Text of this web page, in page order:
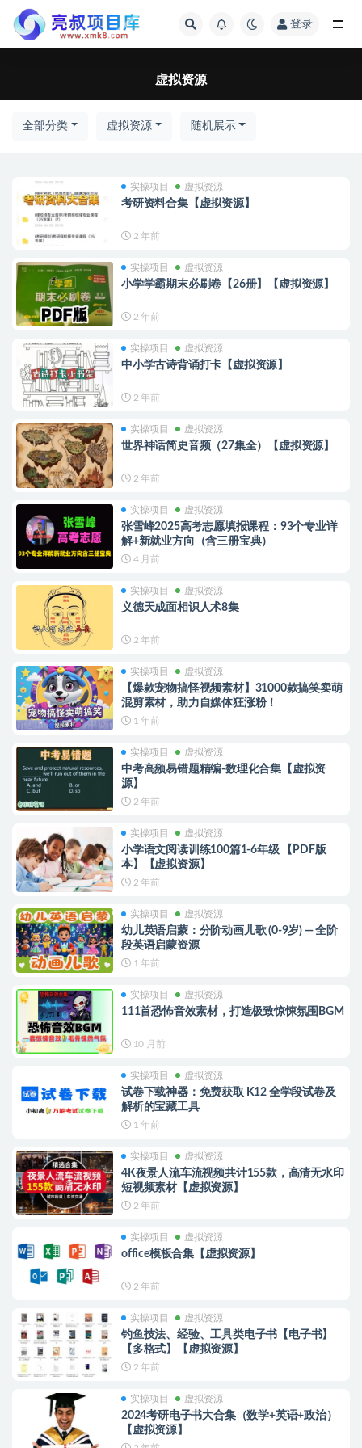
登录
虚拟资源
全部分类 虚拟资源 随机展示
实操项目 虚拟资源
考研资料合集【虚拟资源】
2 年前
实操项目 虚拟资源
小学学霸期末必刷卷【26册】【虚拟资源】
2 年前
实操项目 虚拟资源
中小学古诗背诵打卡【虚拟资源】
2 年前
实操项目 虚拟资源
世界神话简史音频（27集全）【虚拟资源】
2 年前
实操项目 虚拟资源
张雪峰2025高考志愿填报课程：93个专业详
解+新就业方向（含三册宝典）
4 月前
实操项目 虚拟资源
义德天成面相识人术8集
2 年前
实操项目 虚拟资源
【爆款宠物搞怪视频素材】31000款搞笑卖萌
混剪素材，助力自媒体狂涨粉！
1 年前
实操项目 虚拟资源
中考高频易错题精编-数理化合集【虚拟资
源】
2 年前
实操项目 虚拟资源
小学语文阅读训练100篇1-6年级 【PDF版
本】【虚拟资源】
2 年前
实操项目 虚拟资源
幼儿英语启蒙：分阶动画儿歌 (0-9岁) — 全阶
段英语启蒙资源
1 年前
实操项目 虚拟资源
111首恐怖音效素材，打造极致惊悚氛围BGM
10 月前
实操项目 虚拟资源
试卷下载神器：免费获取 K12 全学段试卷及
解析的宝藏工具
1 年前
实操项目 虚拟资源
4K夜景人流车流视频共计155款，高清无水印
短视频素材【虚拟资源】
2 年前
实操项目 虚拟资源
office模板合集【虚拟资源】
2 年前
实操项目 虚拟资源
钓鱼技法、经验、工具类电子书【电子书】
【多格式】【虚拟资源】
2 年前
实操项目 虚拟资源
2024考研电子书大合集（数学+英语+政治）
【虚拟资源】